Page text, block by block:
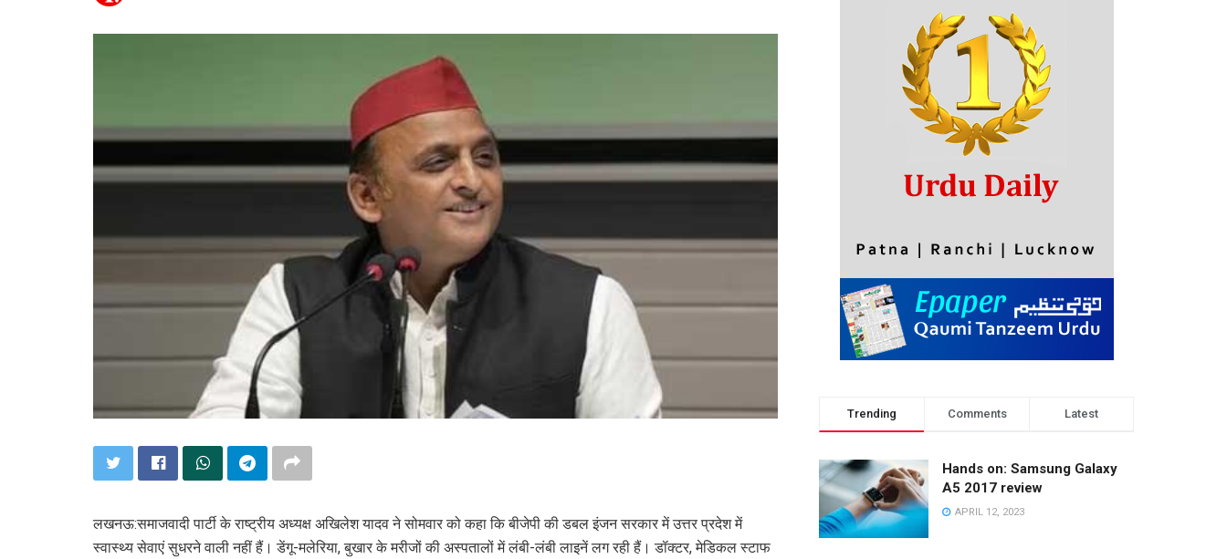
लखनऊ:समाजवादी पार्टी के राष्ट्रीय अध्यक्ष अखिलेश यादव ने सोमवार को कहा कि बीजेपी की डबल इंजन सरकार में उत्तर प्रदेश में
स्वास्थ्य सेवाएं सुधरने वाली नहीं हैं। डेंगू-मलेरिया, बुखार के मरीजों की अस्पतालों में लंबी-लंबी लाइनें लग रही हैं। डॉक्टर, मेडिकल स्टाफ
Trending Comments Latest
Hands on: Samsung Galaxy
A5 2017 review
APRIL 12, 2023